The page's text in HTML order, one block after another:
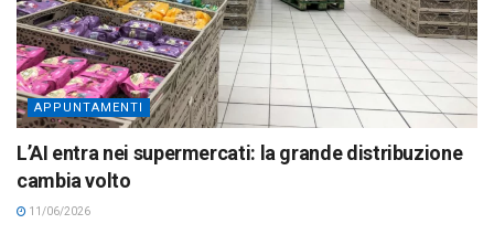
APPUNTAMENTI
L’AI entra nei supermercati: la grande distribuzione
cambia volto
11/06/2026